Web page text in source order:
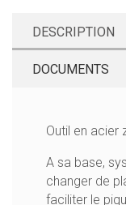
DESCRIPTION
DOCUMENTS
Outil en acier
A sa base,
changer de
faciliter le